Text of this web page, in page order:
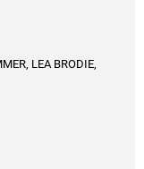
LEA BRODIE,